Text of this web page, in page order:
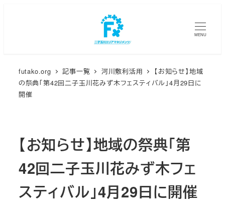
MENU
futako.org 記事一覧 河川敷利活用
【お知らせ】地域
の祭典「第42回二子玉川花みず木フェスティバル」4月29日に
開催
【お知らせ】地域の祭典「第
42回二子玉川花みず木フェ
スティバル」4月29日に開催